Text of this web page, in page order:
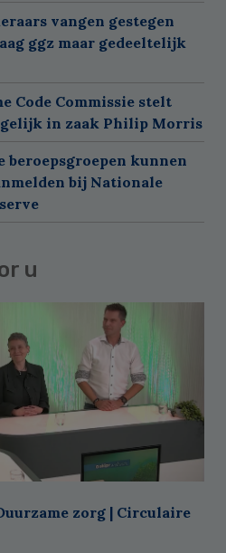
vangen gestegen
ggz maar gedeeltelijk
Code Commissie stelt
in zaak Philip Morris
beroepsgroepen kunnen
bij Nationale
u
zorg | Circulaire